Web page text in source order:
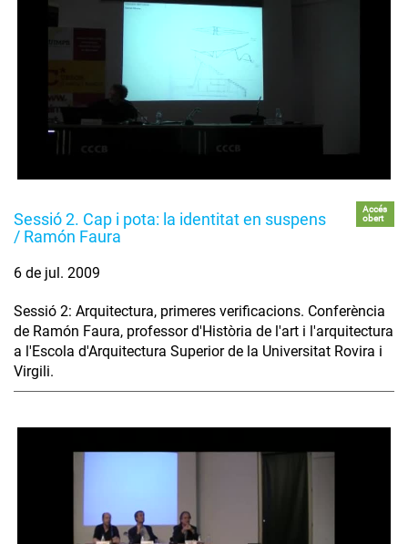
Sessió 2. Cap i pota: la identitat en suspens
/ Ramón Faura
Accés
obert
6 de jul. 2009
Sessió 2: Arquitectura, primeres verificacions. Conferència
de Ramón Faura, professor d'Història de l'art i l'arquitectura
a l'Escola d'Arquitectura Superior de la Universitat Rovira i
Virgili.